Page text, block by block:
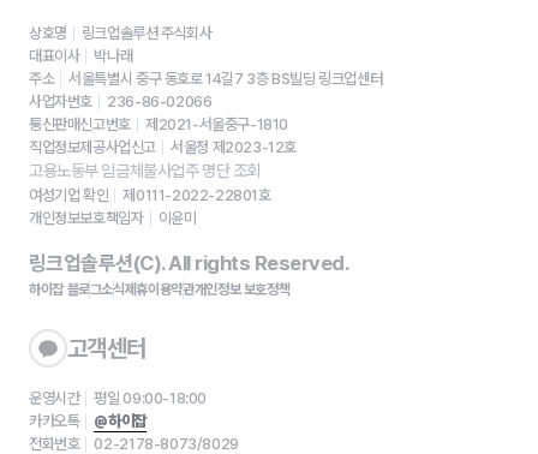
상호명
링크업솔루션 주식회사
대표이사
박나래
주소
서울특별시 중구 동호로 14길7 3층 BS빌딩 링크업센터
사업자번호
236-86-02066
통신판매신고번호
제2021-서울중구-1810
직업정보제공사업신고
서울청 제2023-12호
고용노동부 임금체불사업주 명단 조회
여성기업 확인
제0111-2022-22801호
개인정보보호책임자
이윤미
링크업솔루션(C). All rights Reserved.
하이잡 블로그소식제휴이용약관개인정보 보호정책
고객센터
운영시간
평일 09:00-18:00
카카오톡
@하이잡
전화번호
02-2178-8073/8029